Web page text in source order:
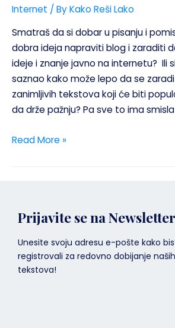
Internet / ByKako Reši Lako
Smatraš da si dobar u pisanju i
dobra ideja napraviti blog i zaraditi
ideje i znanje javno na internetu? Ili
saznao kako može lepo da se
zanimljivih tekstova koji će biti
da drže pažnju? Pa sve to ima
Read More »
Prijavite se na Newsletter
Unesite svoju adresu e-pošte kako
registrovali za redovno dobijanje
tekstova!